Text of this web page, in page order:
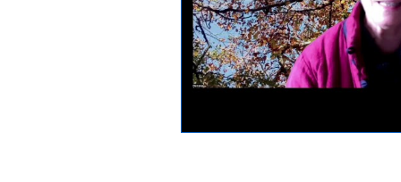
Association Foncière de
Elections | Eleccions Salies